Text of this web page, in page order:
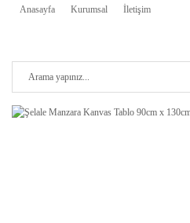
Anasayfa Kurumsal İletişim